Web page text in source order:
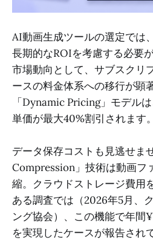
AI動画生成ツールの選定では
長期的なROIを考慮する必要
市場動向として、サブスクリ
ースの料金体系への移行が顕
「Dynamic Pricing」モデル
単価が最大40%割引されます。
データ保存コストも見逃せま
Compression」技術は動画フ
縮。クラウドストレージ費用
ある調査では（2026年5月、
ング協会）、この機能で年間
を実現したケースが報告され